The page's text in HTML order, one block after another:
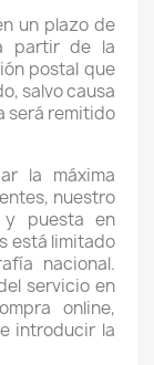
un plazo de
partir de la
postal que
salvo causa
será remitido
la máxima
nuestro
y puesta en
está limitado
nacional.
servicio en
online,
introducir la